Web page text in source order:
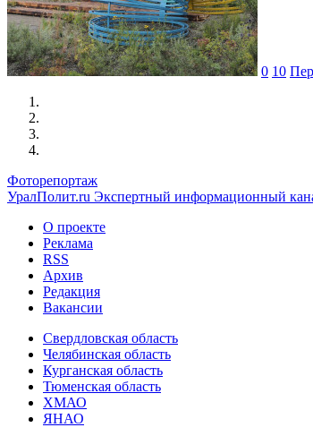
0 10
Фоторепортаж
УралПолит.ru Экспертный информационный
О проекте
Реклама
RSS
Архив
Редакция
Вакансии
Свердловская область
Челябинская область
Курганская область
Тюменская область
ХМАО
ЯНАО